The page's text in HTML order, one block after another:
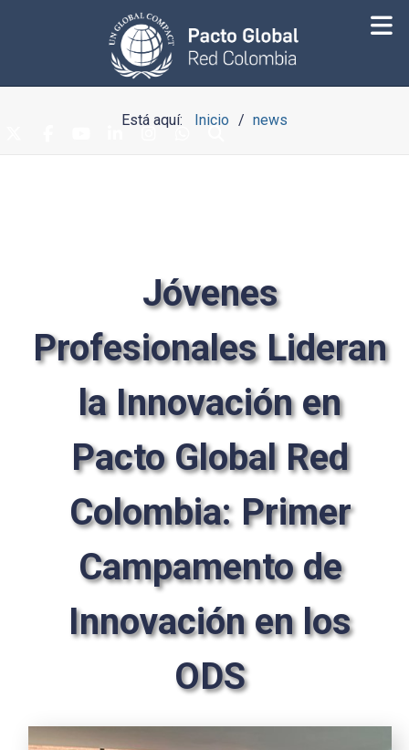
Está aquí: Inicio news
Jóvenes
Profesionales Lideran
la Innovación en
Pacto Global Red
Colombia: Primer
Campamento de
Innovación en los
ODS